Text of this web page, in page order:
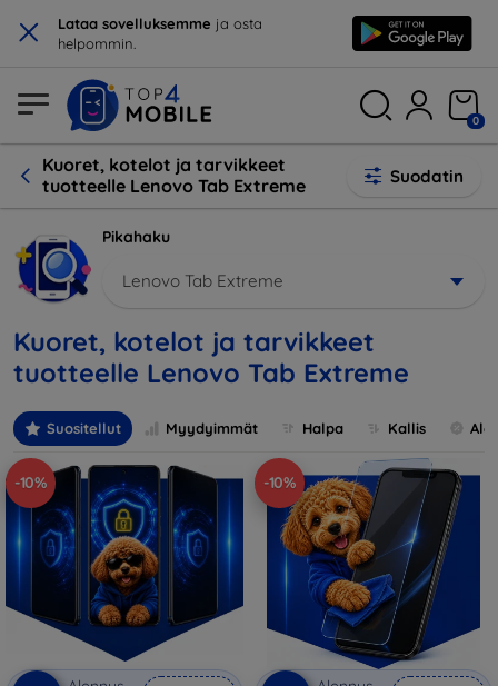
× Lataa sovelluksemme ja osta
helpommin.
0
Kuoret, kotelot ja tarvikkeet
tuotteelle Lenovo Tab Extreme
Suodatin
Pikahaku
Lenovo Tab Extreme
Kuoret, kotelot ja tarvikkeet
tuotteelle Lenovo Tab Extreme
Suositellut Myydyimmät Halpa Kallis
-10% -10%